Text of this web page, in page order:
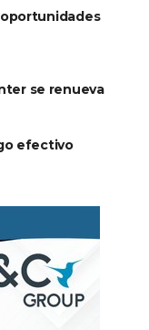
se renueva
efectivo